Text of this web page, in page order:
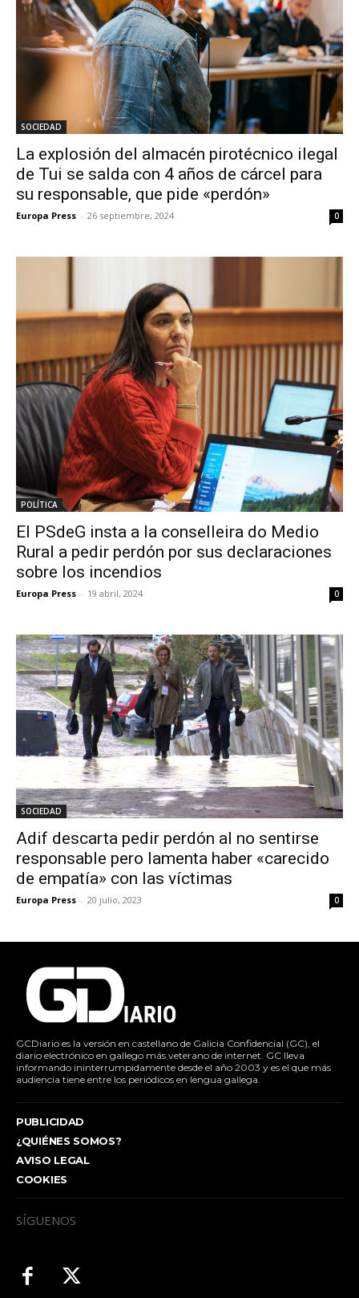
SOCIEDAD
La explosión del almacén pirotécnico ilegal
de Tui se salda con 4 años de cárcel para
su responsable, que pide «perdón»
Europa Press - 26 septiembre, 2024 0
POLÍTICA
El PSdeG insta a la conselleira do Medio
Rural a pedir perdón por sus declaraciones
sobre los incendios
Europa Press - 19 abril, 2024 0
SOCIEDAD
Adif descarta pedir perdón al no sentirse
responsable pero lamenta haber «carecido
de empatía» con las víctimas
Europa Press - 20 julio, 2023 0
GCDiario es la versión en castellano de Galicia Confidencial (GC), el
diario electrónico en gallego más veterano de internet. GC lleva
informando ininterrumpidamente desde el año 2003 y es el que más
audiencia tiene entre los periódicos en lengua gallega.
PUBLICIDAD
¿QUIÉNES SOMOS?
AVISO LEGAL
COOKIES
SÍGUENOS